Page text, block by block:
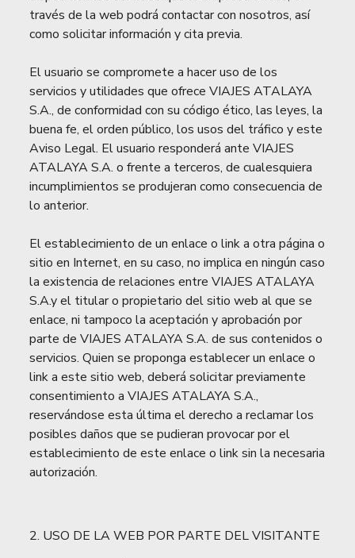
través de la web podrá contactar con nosotros, así
como solicitar información y cita previa.
El usuario se compromete a hacer uso de los
servicios y utilidades que ofrece VIAJES ATALAYA
S.A., de conformidad con su código ético, las leyes, la
buena fe, el orden público, los usos del tráfico y este
Aviso Legal. El usuario responderá ante VIAJES
ATALAYA S.A. o frente a terceros, de cualesquiera
incumplimientos se produjeran como consecuencia de
lo anterior.
El establecimiento de un enlace o link a otra página o
sitio en Internet, en su caso, no implica en ningún caso
la existencia de relaciones entre VIAJES ATALAYA
S.A.y el titular o propietario del sitio web al que se
enlace, ni tampoco la aceptación y aprobación por
parte de VIAJES ATALAYA S.A. de sus contenidos o
servicios. Quien se proponga establecer un enlace o
link a este sitio web, deberá solicitar previamente
consentimiento a VIAJES ATALAYA S.A.,
reservándose esta última el derecho a reclamar los
posibles daños que se pudieran provocar por el
establecimiento de este enlace o link sin la necesaria
autorización.
2. USO DE LA WEB POR PARTE DEL VISITANTE